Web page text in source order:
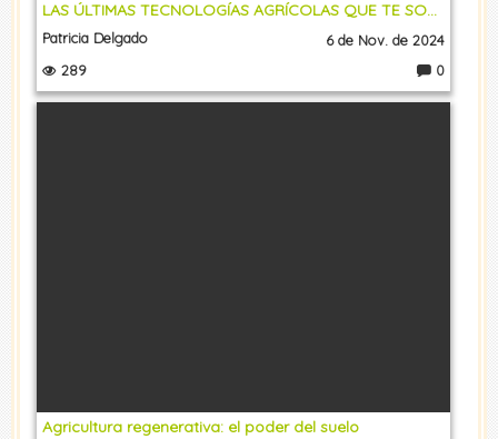
LAS ÚLTIMAS TECNOLOGÍAS AGRÍCOLAS QUE TE SORPRENDERÁN
Patricia Delgado
6 de Nov. de 2024
289
o
0
Agricultura regenerativa: el poder del suelo